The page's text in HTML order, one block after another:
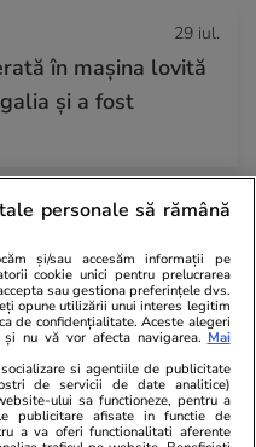
29 iul.
în mașina lovită
şi a fost
29 iul.
extinde: Agentul AI
și alte
Face
29 iul.
peste 100 de ori să
personale să rămână
și/sau accesăm informații pe
cookie unici pentru prelucrarea
sau gestiona preferințele dvs.
opune utilizării unui interes legitim
de confidențialitate. Aceste alegeri
nu vă vor afecta navigarea. Mai
si agentiile de publicitate
de servicii de date analitice)
ului sa functioneze, pentru a
publicitare afisate in functie de
a va oferi functionalitati aferente